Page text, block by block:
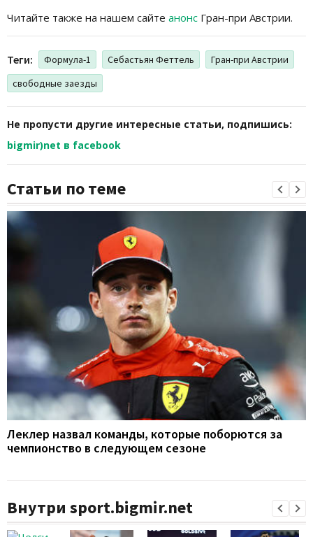
Читайте также на нашем сайте анонс Гран-при Австрии.
Теги: Формула-1 Себастьян Феттель
Гран-при Австрии
свободные заезды
Не пропусти другие интересные статьи, подпишись:
bigmir)net в facebook
Статьи по теме
Леклер назвал команды, которые поборются за
чемпионство в следующем сезоне
Внутри sport.bigmir.net